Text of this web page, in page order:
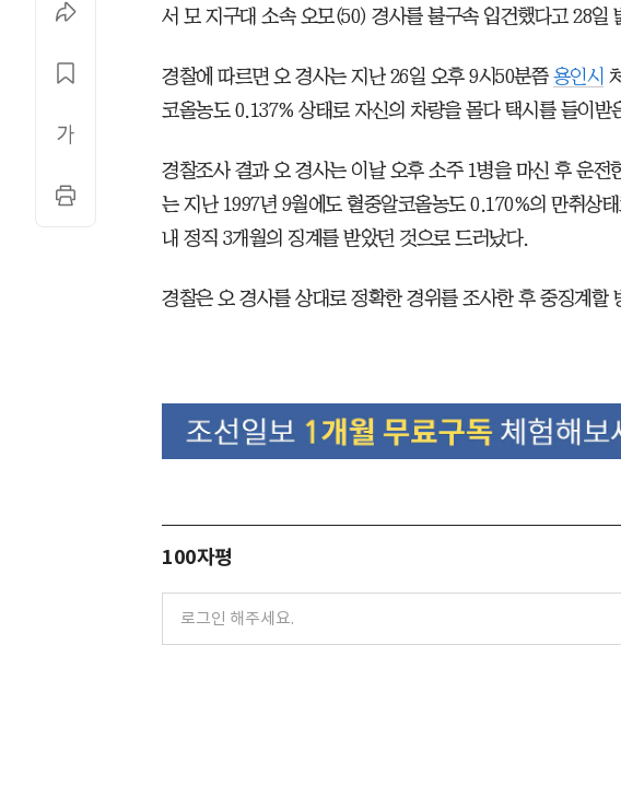
서 모 지구대 소속 오모(50) 경사를 불구속 입건했다고 28일
경찰에 따르면 오 경사는 지난 26일 오후 9시50분쯤 용인시
코올농도 0.137% 상태로 자신의 차량을 몰다 택시를 들이받
경찰조사 결과 오 경사는 이날 오후 소주 1병을 마신 후 운전
는 지난 1997년 9월에도 혈중알코올농도 0.170%의 만취상
내 정직 3개월의 징계를 받았던 것으로 드러났다.
경찰은 오 경사를 상대로 정확한 경위를 조사한 후 중징계할
100자평